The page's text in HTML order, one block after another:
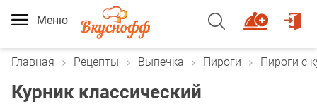
Меню
Главная Рецепты Выпечка Пироги Пироги с
Курник классический